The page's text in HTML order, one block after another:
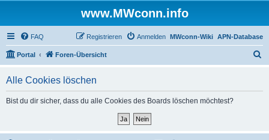
www.MWconn.info
FAQ APN-Database
MWconn-Wiki
Anmelden
Registrieren
Portal Foren-Übersicht
Alle Cookies löschen
Bist du dir sicher, dass du alle Cookies des Boards löschen möchtest?